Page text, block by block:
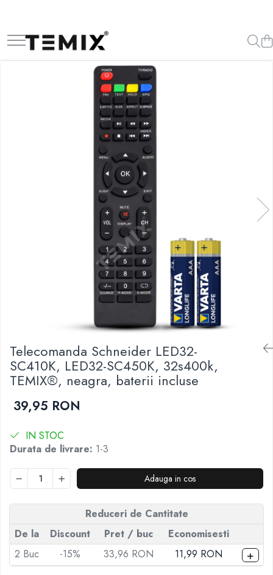
Telecomenzi TV
Telecomenzi Lg
Telecomenzi Samsung
Telecomenzi Blaupunkt
Telecomenzi Hyundai
Telecomenzi Metz
Telecomenzi Nei
Telecomenzi Orion
Telecomenzi Panasonic
Telecomenzi Philips
Telecomenzi Sharp
Telecomenzi Sony
Telecomenzi Telefunken
Telecomenzi Telefunken
Telecomanda Schneider LED32-
SC410K, LED32-SC450K, 32s400k,
TEMIX®, neagra, baterii incluse
39,95 RON
IN STOC
Durata de livrare: 1-3
Adauga in cos
Reduceri de Cantitate
De la
Discount Pret / buc
Economisesti
2 Buc -15% 33,96 RON 11,99 RON +